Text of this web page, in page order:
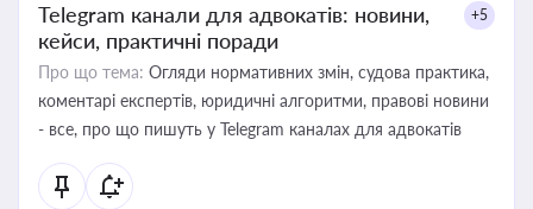
Telegram канали для адвокатів: новини,
кейси, практичні поради
+5
Про що тема: Огляди нормативних змін, судова практика,
коментарі експертів, юридичні алгоритми, правові новини
- все, про що пишуть у Telegram каналах для адвокатів